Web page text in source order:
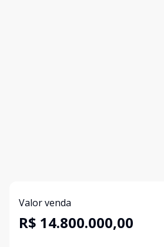
Valor venda
R$ 14.800.000,00